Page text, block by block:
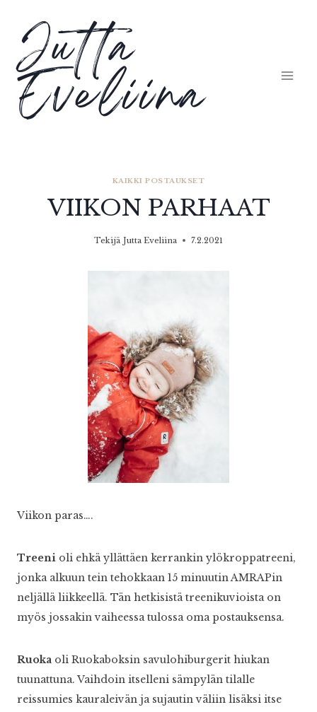
sisältöön
Jutta
Eveliina
KAIKKI POSTAUKSET
VIIKON PARHAAT
Tekijä Jutta Eveliina 7.2.2021
Viikon paras….
Treeni oli ehkä yllättäen kerrankin ylökroppatreeni,
jonka alkuun tein tehokkaan 15 minuutin AMRAPin
neljällä liikkeellä. Tän hetkisistä treenikuvioista on
myös jossakin vaiheessa tulossa oma postauksensa.
Ruoka oli Ruokaboksin savulohiburgerit hiukan
tuunattuna. Vaihdoin itselleni sämpylän tilalle
reissumies kauraleivän ja sujautin väliin lisäksi itse